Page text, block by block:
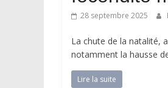
28 septembre 2025
La chute de la natalité,
notamment la hausse
Lire la suite